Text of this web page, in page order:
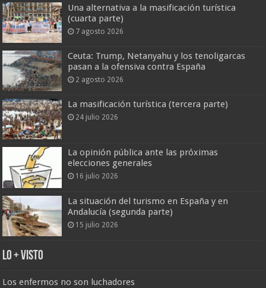
Una alternativa a la masificación turística
(cuarta parte)
7 agosto 2026
Ceuta: Trump, Netanyahu y los tenoligarcas
pasan a la ofensiva contra España
2 agosto 2026
La masificación turística (tercera parte)
24 julio 2026
La opinión pública ante las próximas
elecciones generales
16 julio 2026
La situación del turismo en España y en
Andalucía (segunda parte)
15 julio 2026
Lo + Visto
Los enfermos no son luchadores